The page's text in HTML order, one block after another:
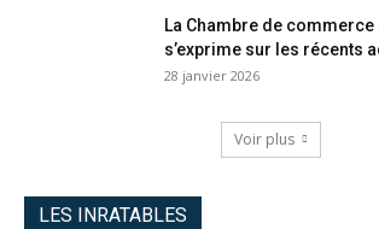
La Chambre de commerce
s’exprime sur les récents
28 janvier 2026
Voir plus
LES INRATABLES